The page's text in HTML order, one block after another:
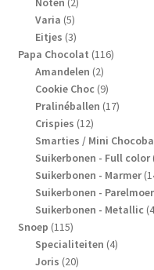
Varia 55
producten
Eitjes 33
producten
Papa Chocolat 116116
Amandelen 22
producten
Cookie Choc 99
producten
Pralinéballen 1717
Crispies 1212
producten
Smarties / Mini
Suikerbonen - Full color
Suikerbonen - Marmer
Suikerbonen - Parelmoer
Suikerbonen - Metallic
Snoep 115115
producten
Specialiteiten 44
Joris 2020